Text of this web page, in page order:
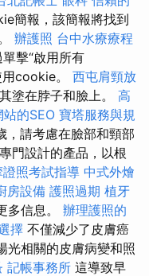
簡報，該簡報將找到
辦護照 台中水療療程
擊“啟用所有
cookie。 西屯肩頸放
塗在脖子和臉上。 高
的SEO 寶塔服務與規
，請考慮在臉部和頸部
門設計的產品，以根
證照考試指導 中式外燴
房設備 護照過期 植牙
多信息。 辦理護照的
擇 不僅減少了皮膚癌
光相關的皮膚病變和照
記帳事務所 這導致早